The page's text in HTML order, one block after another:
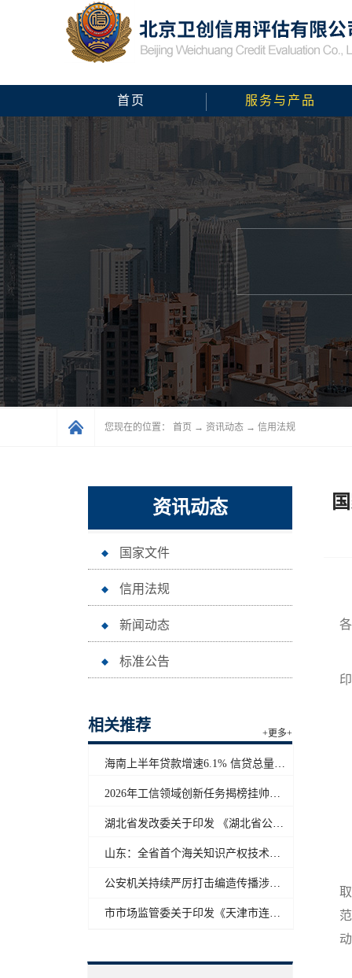
首页 服务与产品
您现在的位置： 首页 → 资讯动态 → 信用法规
资讯动态
国家文件
信用法规
新闻动态
标准公告
相关推荐 +更多+
海南上半年贷款增速6.1% 信贷总量保持合理平稳增长
2026年工信领域创新任务揭榜挂帅工作启动
湖北省发改委关于印发 《湖北省公共信用信息目录（2026年版）》的通知
山东：全省首个海关知识产权技术调查官制度落地济南自贸片区
公安机关持续严厉打击编造传播涉汛涉灾网络谣言
市市场监管委关于印发《天津市连锁企业食品经营许可“先证后核”信用承诺审批实施办法》的通知
动